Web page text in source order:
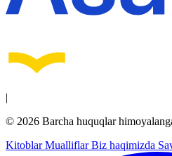
|
© 2026 Barcha huquqlar
KitoblarMualliflarBiz haqimizda